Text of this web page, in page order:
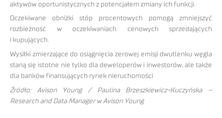
aktywów oportunistycznych z potencjałem zmiany ich funkcji.
Oczekiwane obniżki stóp procentowych pomogą zmniejszyć
rozbieżność w oczekiwaniach cenowych sprzedających
i kupujących.
Wysiłki zmierzające do osiągnięcia zerowej emisji dwutlenku węgla
staną się istotne nie tylko dla deweloperów i inwestorów, ale także
dla banków finansujących rynek nieruchomości
Źródło: Avison Young / Paulina Brzeszkiewicz-Kuczyńska –
Research and Data Manager w Avison Young